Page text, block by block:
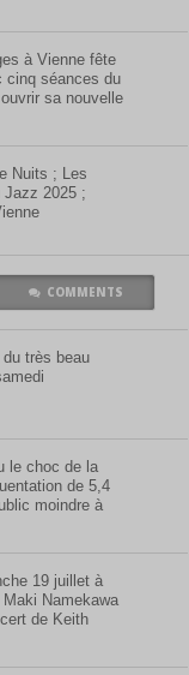
à Vienne fête
cinq séances du
sa nouvelle
Nuits ; Les
Jazz 2025 ;
COMMENTS
très beau
le choc de la
de 5,4
moindre à
19 juillet à
Namekawa
de Keith